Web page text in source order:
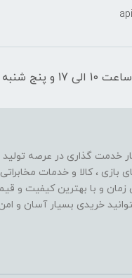
ساعت 13
بازی ، کالا و خدمات
زمان و با بهترین کیفیت و
بتوانید خریدی بسیار آسان و